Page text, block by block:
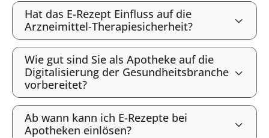
Hat das E-Rezept Einfluss auf die
Arzneimittel-Therapiesicherheit?
Wie gut sind Sie als Apotheke auf die
Digitalisierung der Gesundheitsbranche
vorbereitet?
Ab wann kann ich E-Rezepte bei
Apotheken einlösen?